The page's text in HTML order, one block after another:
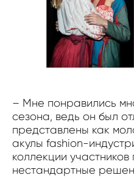
– Мне понравились
сезона, ведь он был
представлены как
акулы fashion-
коллекции
нестандартные